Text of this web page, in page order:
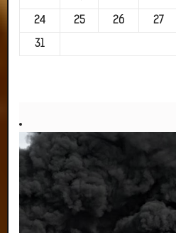
24 25 26 27
31